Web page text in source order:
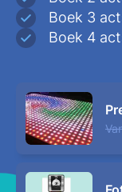
Boek 3
Boek 4